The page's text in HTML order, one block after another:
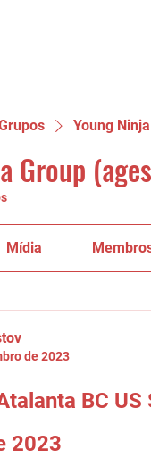
Young
Group
Mídia
de 2023
BC
2023